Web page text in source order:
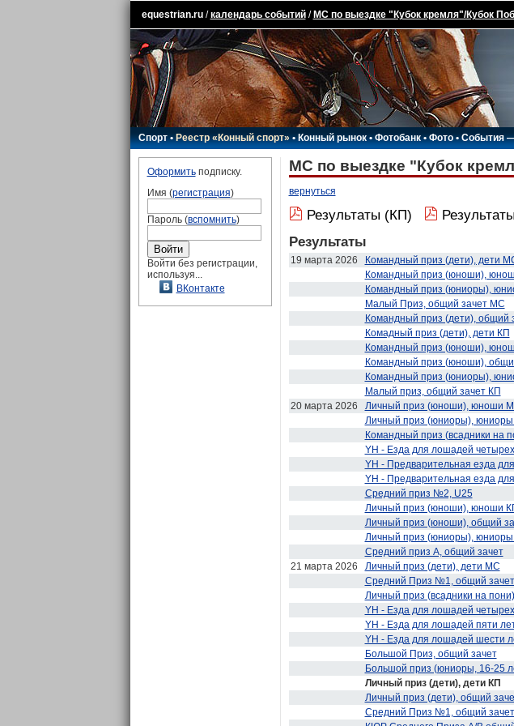
equestrian.ru/календарь событий/ МС по выездке "Кубок кремля"/Кубок
Спорт•Реестр «Конный спорт»•Конный рынок•Фотобанк •Фото•События
Оформитьподписку.
Имя (регистрация)
Пароль (вспомнить)
Войти без регистрации,
используя...
ВКонтакте
МС по выездке "Кубок
вернуться
Результаты (КП)
Результаты
19 марта 2026
Командный приз (дети), дети
Командный приз (юноши),
Командный приз (юниоры),
Малый Приз, общий зачет МС
Командный приз (дети), общий
Комадный приз (дети), дети КП
Командный приз (юноши),
Командный приз (юноши),
Командный приз (юниоры),
Малый приз, общий зачет КП
20 марта 2026
Личный приз (юноши), юноши
Личный приз (юниоры),
Командный приз (всадники на
YH - Езда для лошадей
YH - Предварительная езда
YH - Предварительная езда
Средний приз №2, U25
Личный приз (юноши), юноши
Личный приз (юноши), общий
Личный приз (юниоры),
Средний приз А, общий зачет
21 марта 2026
Личный приз (дети), дети МС
Средний Приз №1, общий
Личный приз (всадники на
YH - Езда для лошадей
YH - Езда для лошадей пяти
YH - Езда для лошадей шести
Большой Приз, общий зачет
Большой приз (юниоры, 16-25
Личный приз (дети), дети КП
Личный приз (дети), общий
Средний Приз №1, общий